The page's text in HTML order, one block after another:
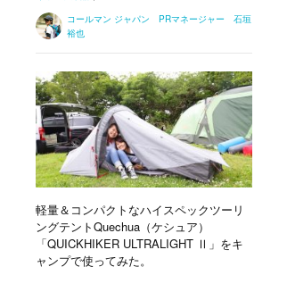
コールマン ジャパン PRマネージャー 石垣
裕也
軽量＆コンパクトなハイスペックツーリ
ングテントQuechua（ケシュア）
「QUICKHIKER ULTRALIGHT Ⅱ」をキ
ャンプで使ってみた。